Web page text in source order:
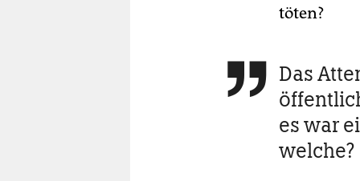
töten?
 Das
es war
welche?